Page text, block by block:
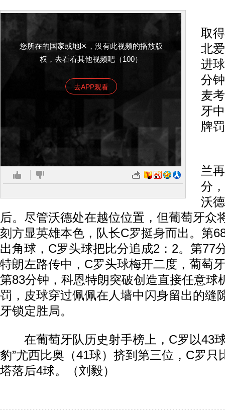
您所在的国家或地区，没有此视频的播放版
权，去看看其他视频吧（100）
去APP观看
取
北
进
分
麦
牙
牌
兰
分
沃
后。尽管沃德处在越位位置，但葡萄牙众
刻方显英雄本色，队长C罗挺身而出。第
出角球，C罗头球把比分追成2：2。第77
特朗左路传中，C罗头球梅开二度，葡萄
第83分钟，科恩特朗突破创造直接任意球
罚，皮球穿过佩佩在人墙中闪身留出的缝
牙锁定胜局。
在葡萄牙队历史射手榜上，C罗以43球
豹”尤西比奥（41球）挤到第三位，C罗只
塔落后4球。（刘毅）